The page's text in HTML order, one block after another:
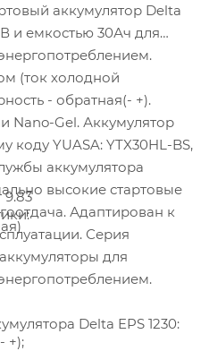
аккумулятор Delta
и емкостью 30Ач для
(ток холодной
- обратная(- +).
Nano-Gel. Аккумулятор
коду YUASA: YTX30HL-BS,
аккумулятора
высокие стартовые
Адаптирован к
Серия
для
Delta EPS 1230:
9.83
+);